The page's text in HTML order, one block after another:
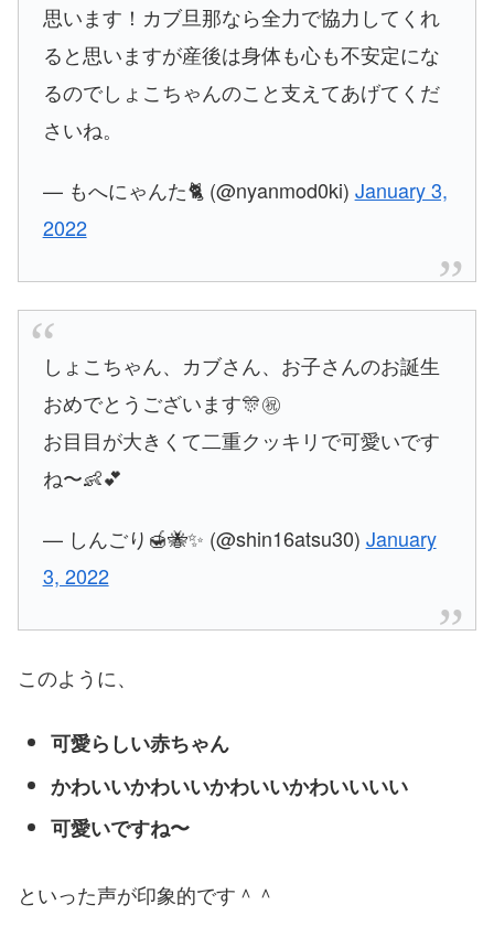
思います！カブ旦那なら全力で協力してくれ
ると思いますが産後は身体も心も不安定にな
るのでしょこちゃんのこと支えてあげてくだ
さいね。
— もへにゃんた🐈 (@nyanmod0ki) January 3,
2022
しょこちゃん、カブさん、お子さんのお誕生
おめでとうございます🎊㊗️
お目目が大きくて二重クッキリで可愛いです
ね〜👶💕
— しんごり🍯🐝✨ (@shin16atsu30) January
3, 2022
このように、
可愛らしい赤ちゃん
かわいいかわいいかわいいかわいいいい
可愛いですね〜
といった声が印象的です＾＾